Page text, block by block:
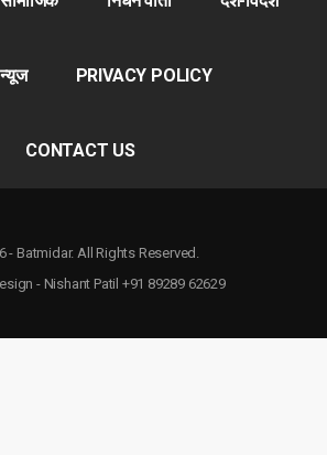
PRIVACY POLICY
CONTACT US
- Batmidar. All Rights Reserved.
- Nishant Patil +91 89289 62629